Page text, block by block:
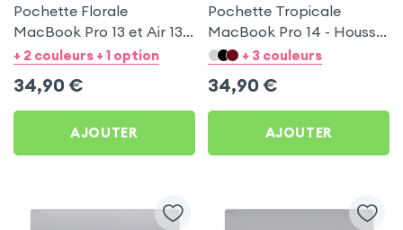
Pochette Florale
MacBook Pro 13 et Air 13 -
Housse Zippée MW
+ 2 couleurs + 1 option
34,90 €
AJOUTER
Pochette Tropicale
MacBook Pro 14 - Housse
Zippée MW Pattern ²Life
+ 3 couleurs
34,90 €
AJOUTER